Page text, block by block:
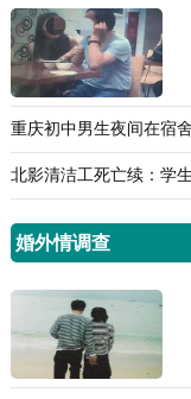
重庆初中男生夜间在宿
北影清洁工死亡续：学
婚外情调查